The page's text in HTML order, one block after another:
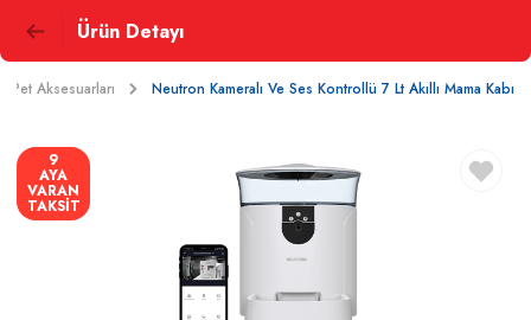
Ürün Detayı
Pet Aksesuarları Neutron Kameralı Ve Ses Kontrollü 7 Lt Akıllı Mama Kabı
9
AYA
VARAN
TAKSİT